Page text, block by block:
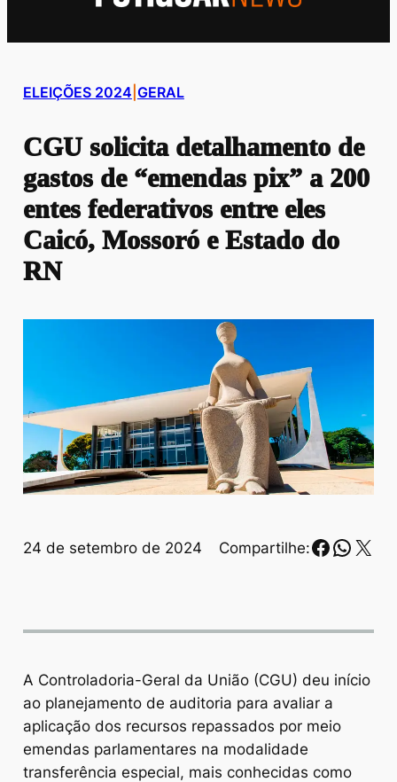
ELEIÇÕES 2024 GERAL
CGU solicita detalhamento de
gastos de “emendas pix” a 200
entes federativos entre eles
Caicó, Mossoró e Estado do
RN
24 de setembro de 2024 Compartilhe: X
A Controladoria-Geral da União (CGU) deu início
ao planejamento de auditoria para avaliar a
aplicação dos recursos repassados por meio
emendas parlamentares na modalidade
transferência especial, mais conhecidas como